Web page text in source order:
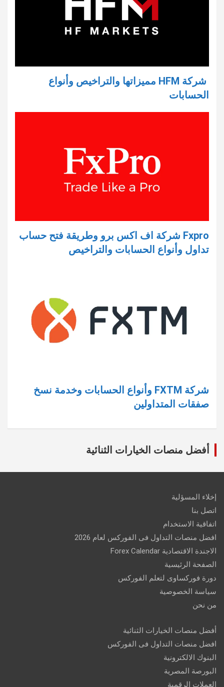
شركة HFM مميزاتها والتراخيص وأنواع
الحسابات
Fxpro شركة اف اكس برو وطريقة فتح حساب
تداول وأنواع الحسابات والتراخيص
شركة FXTM وأنواع الحسابات وخدمة نسخ
صفقات المتداولين
أفضل منصات الخيارات الثنائية
إخلاء المسؤلية
اتصل بنا
اتفاقية الاستخدام
افضل منصات التداول فى الفوركس لعام 2026
الاجندة الاقتصادية Forex Calendar
الصفحة الرئيسية
دورة فوركساوى لتعلم الفوركس
سياسة الخصوصية
من نحن
أفضل منصات الخيارات الثنائية
افضل منصات التداول فى الفوركس
البنوك الالكترونية
البورصة المصرية
العملات الرقمية